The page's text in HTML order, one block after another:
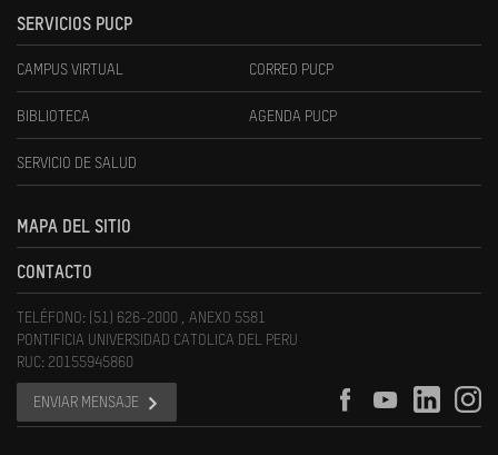
SERVICIOS PUCP
CAMPUS VIRTUAL CORREO PUCP
BIBLIOTECA AGENDA PUCP
SERVICIO DE SALUD
MAPA DEL SITIO
CONTACTO
TELÉFONO: (51) 626-2000 , ANEXO 5581
PONTIFICIA UNIVERSIDAD CATOLICA DEL PERU
RUC: 20155945860
ENVIAR MENSAJE